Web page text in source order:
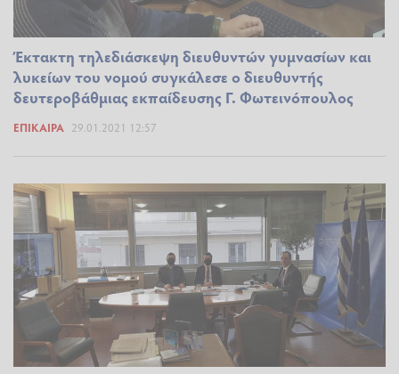
Έκτακτη τηλεδιάσκεψη διευθυντών γυμνασίων και
λυκείων του νομού συγκάλεσε ο διευθυντής
δευτεροβάθμιας εκπαίδευσης Γ. Φωτεινόπουλος
ΕΠΊΚΑΙΡΑ 29.01.2021 12:57